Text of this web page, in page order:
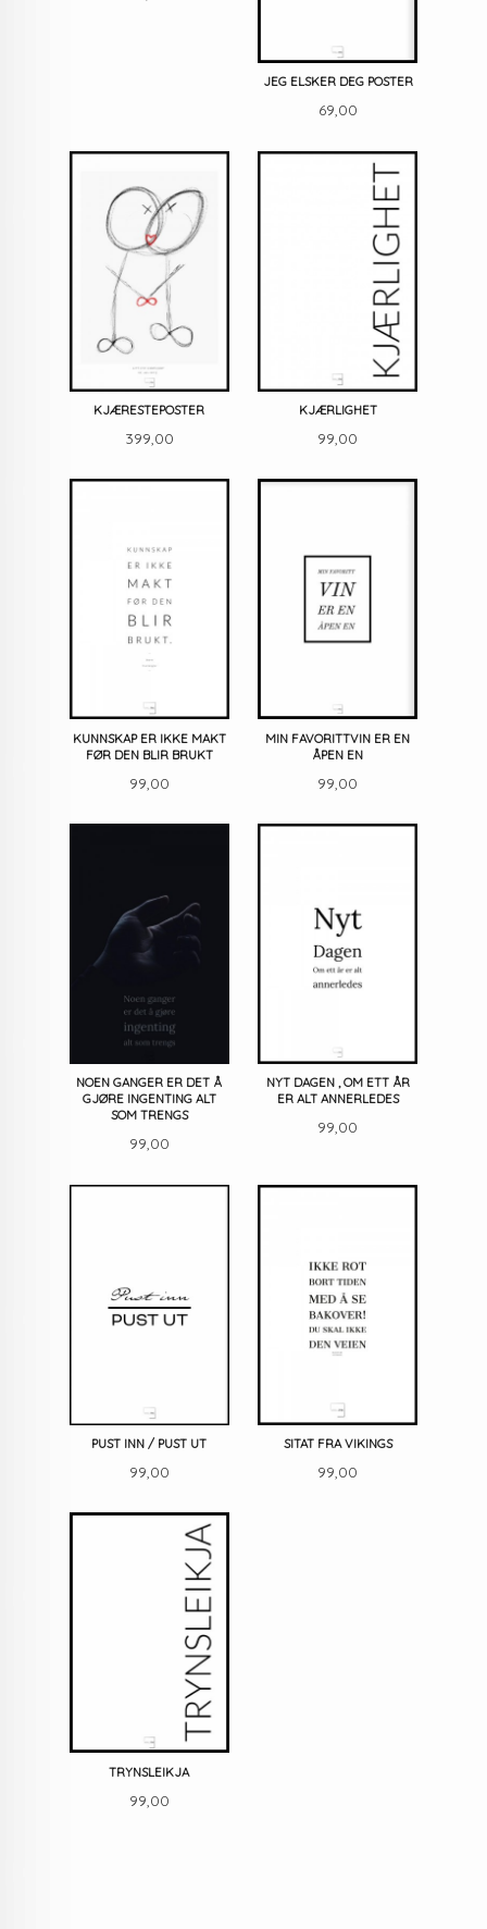
JEG ELSKER DEG POSTER
Pris
69,00
KJÆRESTEPOSTER
Pris
399,00
KJÆRLIGHET
Pris
99,00
KUNNSKAP ER IKKE MAKT
FØR DEN BLIR BRUKT
Pris
99,00
MIN FAVORITTVIN ER EN
ÅPEN EN
Pris
99,00
NOEN GANGER ER DET Å
GJØRE INGENTING ALT
SOM TRENGS
Pris
99,00
NYT DAGEN , OM ETT ÅR
ER ALT ANNERLEDES
Pris
99,00
PUST INN / PUST UT
Pris
99,00
SITAT FRA VIKINGS
Pris
99,00
TRYNSLEIKJA
Pris
99,00